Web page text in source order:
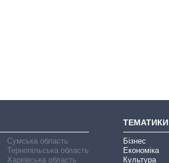
Сумська область
Тернопільська область
Харківська область
ТЕМАТИКИ
Бізнес
Економіка
Культура